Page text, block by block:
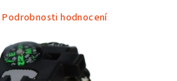
Podrobnosti hodnocení